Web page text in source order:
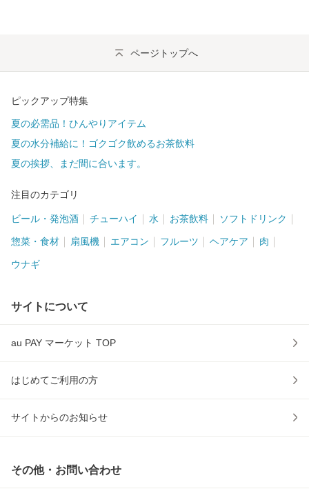
ページトップへ
ピックアップ特集
夏の必需品！ひんやりアイテム
夏の水分補給に！ゴクゴク飲めるお茶飲料
夏の挨拶、まだ間に合います。
注目のカテゴリ
ビール・発泡酒 チューハイ 水 お茶飲料 ソフトドリンク
惣菜・食材 扇風機 エアコン フルーツ ヘアケア 肉
ウナギ
サイトについて
au PAY マーケット TOP
はじめてご利用の方
サイトからのお知らせ
その他・お問い合わせ